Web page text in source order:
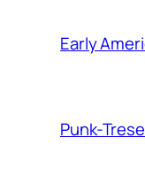
Early
Punk-